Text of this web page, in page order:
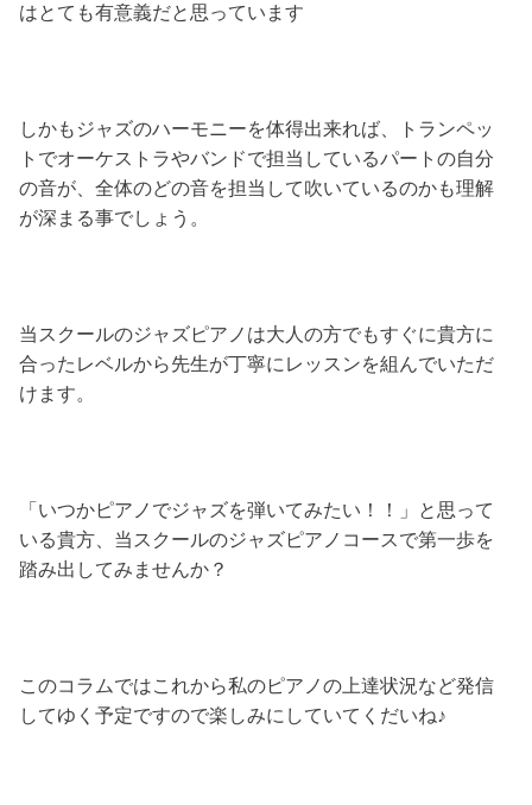
はとても有意義だと思っています
しかもジャズのハーモニーを体得出来れば、トランペッ
トでオーケストラやバンドで担当しているパートの自分
の音が、全体のどの音を担当して吹いているのかも理解
が深まる事でしょう。
当スクールのジャズピアノは大人の方でもすぐに貴方に
合ったレベルから先生が丁寧にレッスンを組んでいただ
けます。
「いつかピアノでジャズを弾いてみたい！！」と思って
いる貴方、当スクールのジャズピアノコースで第一歩を
踏み出してみませんか？
このコラムではこれから私のピアノの上達状況など発信
してゆく予定ですので楽しみにしていてくだいね♪